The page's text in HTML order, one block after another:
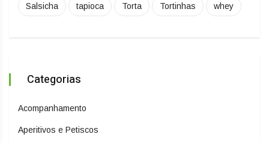
Salsicha tapioca Torta Tortinhas whey
Categorias
Acompanhamento
Aperitivos e Petiscos